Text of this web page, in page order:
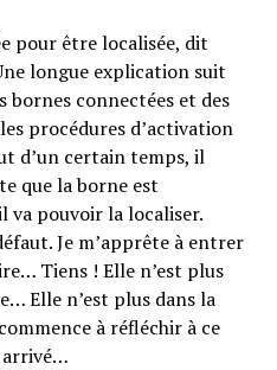
pour être localisée, dit
longue explication suit
bornes connectées et des
procédures d’activation
d’un certain temps, il
que la borne est
va pouvoir la localiser.
Je m’apprête à entrer
Tiens ! Elle n’est plus
Elle n’est plus dans la
à réfléchir à ce
arrivé…